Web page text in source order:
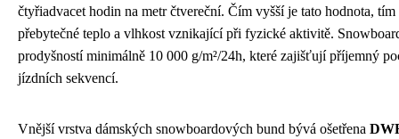
čtyřiadvacet hodin na metr čtvereční. Čím vyšší je tato hodnota,
přebytečné teplo a vlhkost vznikající při fyzické aktivitě.
prodyšností minimálně 10 000 g/m²/24h, které zajišťují příjemný
jízdních sekvencí.
Vnější vrstva dámských snowboardových bund bývá ošetřena